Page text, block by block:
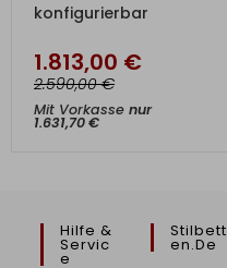
konfigurierbar
1.813,00 €
2.590,00€
Mit Vorkasse nur
1.631,70€
Hilfe &
Servic
E
Stilbett
En.de